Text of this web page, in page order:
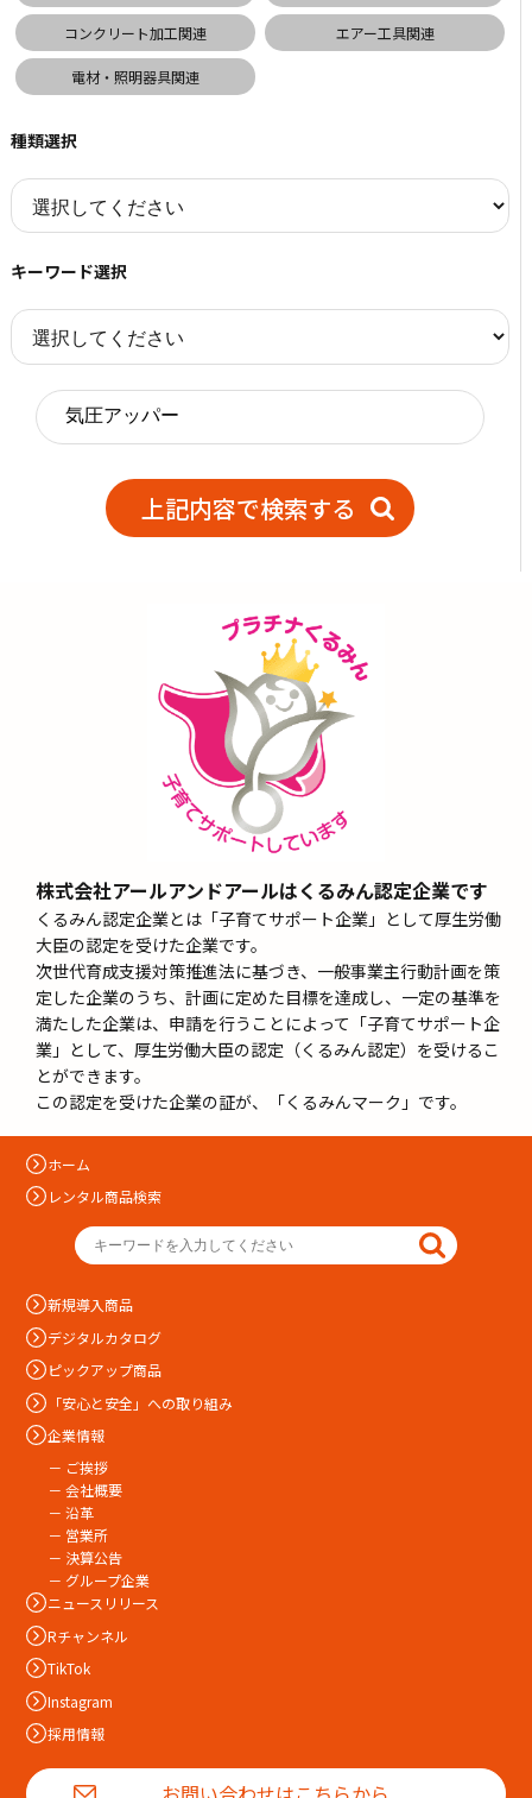
コンクリート加工関連 エアー工具関連
電材・照明器具関連
種類選択
キーワード選択
株式会社アールアンドアールはくるみん認定企業です
くるみん認定企業とは「子育てサポート企業」として厚生労働
大臣の認定を受けた企業です。
次世代育成支援対策推進法に基づき、一般事業主行動計画を策
定した企業のうち、計画に定めた目標を達成し、一定の基準を
満たした企業は、申請を行うことによって「子育てサポート企
業」として、厚生労働大臣の認定（くるみん認定）を受けるこ
とができます。
この認定を受けた企業の証が、「くるみんマーク」です。
ホーム
レンタル商品検索
新規導入商品
デジタルカタログ
ピックアップ商品
「安心と安全」への取り組み
企業情報
－ ご挨拶
－ 会社概要
－ 沿革
－ 営業所
－ 決算公告
－ グループ企業
ニュースリリース
Rチャンネル
TikTok
Instagram
採用情報